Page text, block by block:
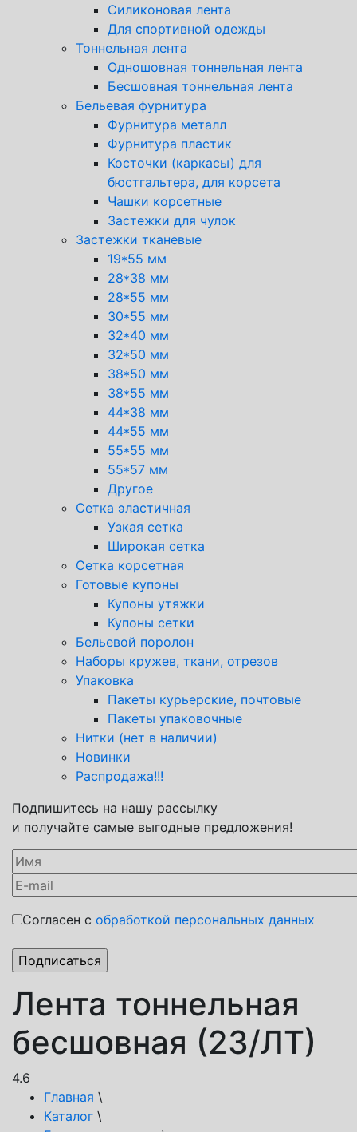
Силиконовая лента
Для спортивной одежды
Тоннельная лента
Одношовная тоннельная лента
Бесшовная тоннельная лента
Бельевая фурнитура
Фурнитура металл
Фурнитура пластик
Косточки (каркасы) для
бюстгальтера, для корсета
Чашки корсетные
Застежки для чулок
Застежки тканевые
19*55 мм
28*38 мм
28*55 мм
30*55 мм
32*40 мм
32*50 мм
38*50 мм
38*55 мм
44*38 мм
44*55 мм
55*55 мм
55*57 мм
Другое
Сетка эластичная
Узкая сетка
Широкая сетка
Сетка корсетная
Готовые купоны
Купоны утяжки
Купоны сетки
Бельевой поролон
Наборы кружев, ткани, отрезов
Упаковка
Пакеты курьерские, почтовые
Пакеты упаковочные
Нитки (нет в наличии)
Новинки
Распродажа!!!
Подпишитесь на нашу рассылку
и получайте самые выгодные предложения!
Согласен с обработкой персональных данных
Лента тоннельная
бесшовная (23/ЛТ)
4.6
Главная \
Каталог \